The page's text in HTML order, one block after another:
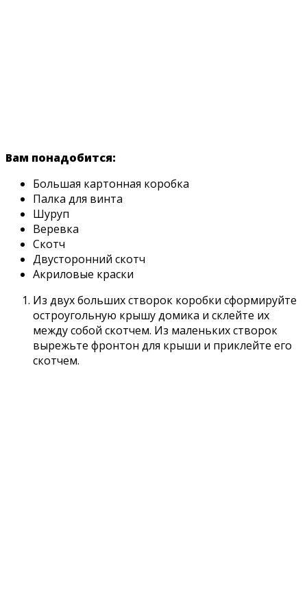
Вам понадобится:
Большая картонная коробка
Палка для винта
Шуруп
Веревка
Скотч
Двусторонний скотч
Акриловые краски
Из двух больших створок коробки сформируйте
остроугольную крышу домика и склейте их
между собой скотчем. Из маленьких створок
вырежьте фронтон для крыши и приклейте его
скотчем.